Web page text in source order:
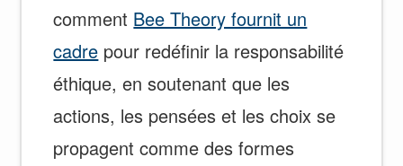
comment Bee Theory fournit un
cadre pour redéfinir la responsabilité
éthique, en soutenant que les
actions, les pensées et les choix se
propagent comme des formes